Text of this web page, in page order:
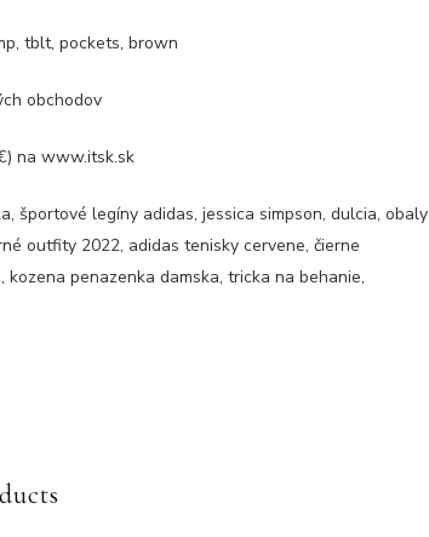
tblt, pockets, brown
obchodov
na www.itsk.sk
športové legíny adidas, jessica simpson, dulcia, obaly
outfity 2022, adidas tenisky cervene, čierne
kozena penazenka damska, tricka na behanie,